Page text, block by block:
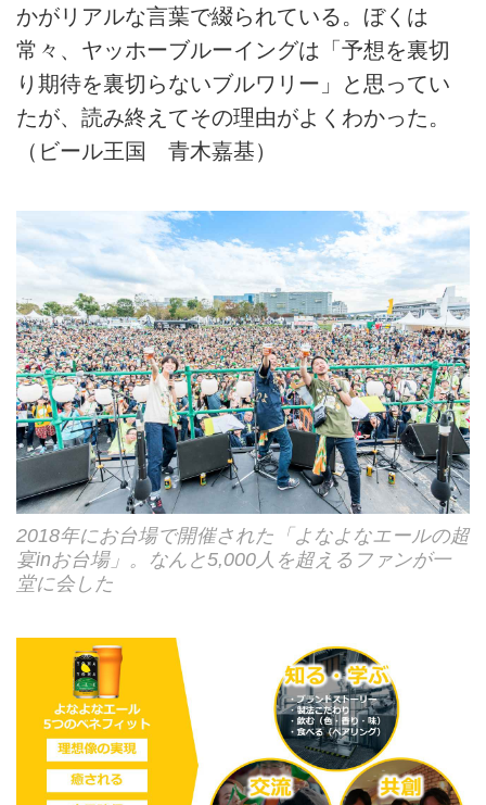
かがリアルな言葉で綴られている。ぼくは
常々、ヤッホーブルーイングは「予想を裏切
り期待を裏切らないブルワリー」と思ってい
たが、読み終えてその理由がよくわかった。
（ビール王国 青木嘉基）
2018年にお台場で開催された「よなよなエールの超
宴inお台場」。なんと5,000人を超えるファンが一
堂に会した